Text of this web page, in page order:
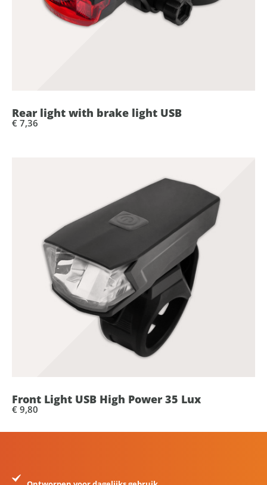
Rear light with brake light USB
€ 7,36
Front Light USB High Power 35 Lux
€ 9,80